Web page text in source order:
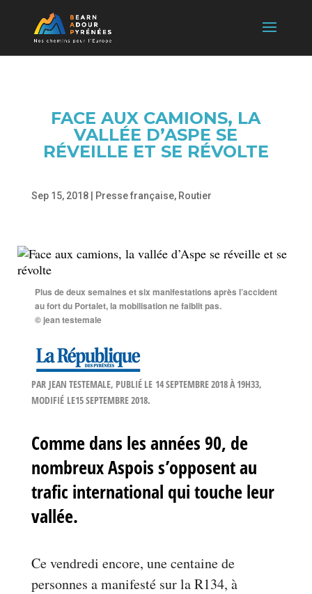
FACE AUX CAMIONS, LA
VALLÉE D’ASPE SE
RÉVEILLE ET SE RÉVOLTE
Sep 15, 2018| Presse française, Routier
Plus de deux semaines et six manifestations après l’accident
au fort du Portalet, la mobilisation ne faiblit pas.
© jean testemale
PAR JEAN TESTEMALE, PUBLIÉ LE 14 SEPTEMBRE 2018 À 19H33,
MODIFIÉ LE15 SEPTEMBRE 2018.
Comme dans les années 90, de
nombreux Aspois s’opposent au
trafic international qui touche leur
vallée.
Ce vendredi encore, une centaine de
personnes a manifesté sur la R134, à